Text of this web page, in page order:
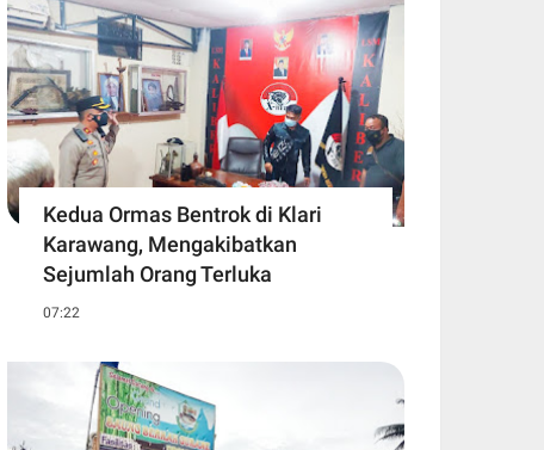
Kedua Ormas Bentrok di Klari
Karawang, Mengakibatkan
Sejumlah Orang Terluka
07:22